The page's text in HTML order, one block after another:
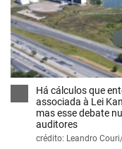
Há cálculos que
associada à Lei
mas esse debate
auditores
crédito: Leandro